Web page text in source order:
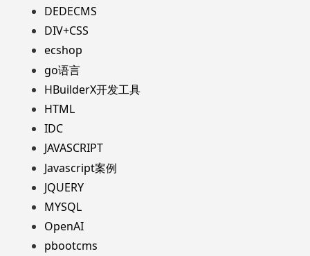
DEDECMS
DIV+CSS
ecshop
go语言
HBuilderX开发工具
HTML
IDC
JAVASCRIPT
Javascript案例
JQUERY
MYSQL
OpenAI
pbootcms